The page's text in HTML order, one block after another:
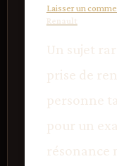
Laisser un
Renault
Un sujet
prise de
personne
pour un
résonance